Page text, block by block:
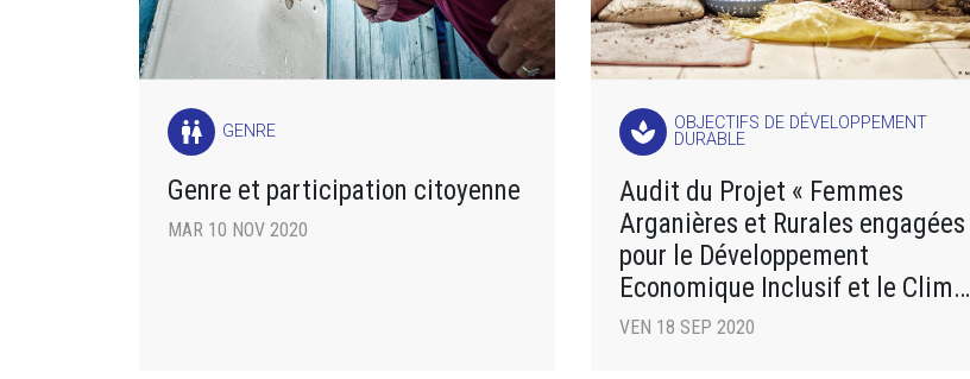
wc GENRE
Genre et participation citoyenne
MAR 10 NOV 2020
spa
OBJECTIFS DE DÉVELOPPEMENT
DURABLE
Audit du Projet « Femmes
Arganières et Rurales engagées
pour le Développement
Economique Inclusif et le Climat
au Maroc- FAREDEIC»
VEN 18 SEP 2020